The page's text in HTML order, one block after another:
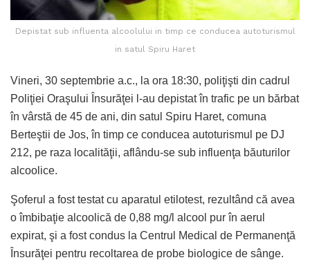
Depistat sub influenta alcoolului in timp ce conducea autoturismul
in satul Spiru Haret
Vineri, 30 septembrie a.c., la ora 18:30, poliţişti din cadrul
Poliţiei Oraşului Însurăţei l-au depistat în trafic pe un bărbat
în vârstă de 45 de ani, din satul Spiru Haret, comuna
Berteştii de Jos, în timp ce conducea autoturismul pe DJ
212, pe raza localităţii, aflându-se sub influenţa băuturilor
alcoolice.
Şoferul a fost testat cu aparatul etilotest, rezultând că avea
o îmbibaţie alcoolică de 0,88 mg/l alcool pur în aerul
expirat, şi a fost condus la Centrul Medical de Permanenţă
Însurăţei pentru recoltarea de probe biologice de sânge.